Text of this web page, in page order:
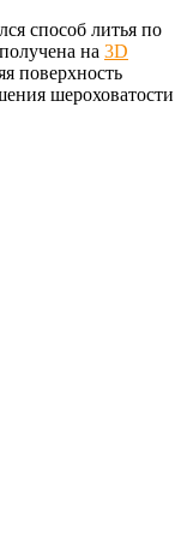
способ литья по
на 3D
поверхность
шероховатости